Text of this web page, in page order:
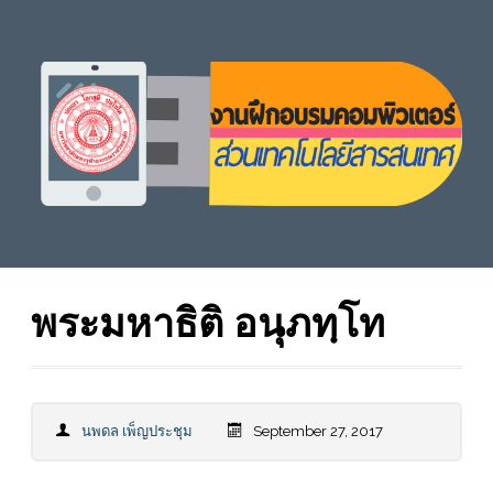
พระมหาธิติ อนุภทฺโท
นพดล เพ็ญประชุม September 27, 2017